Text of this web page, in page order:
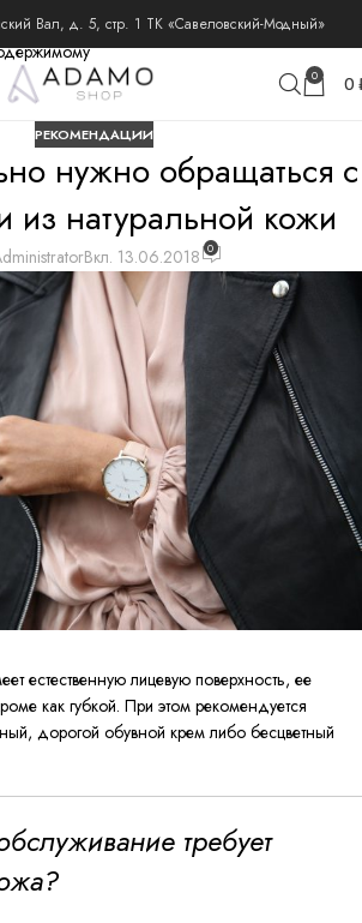
Вал, д. 5, стр. 1 ТК «Савеловский-Модный»
0 0
РЕКОМЕНДАЦИИ
нужно обращаться с
из натуральной кожи
Вкл. 13.06.2018 0
естественную лицевую поверхность, ее
как губкой. При этом рекомендуется
дорогой обувной крем либо бесцветный
требует